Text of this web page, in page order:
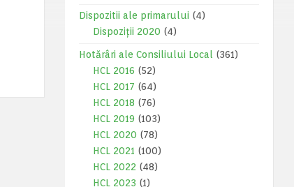
Dispozitii ale primarului (4)
Dispoziții 2020 (4)
Hotărâri ale Consiliului Local
(361)
HCL 2016 (52)
HCL 2017 (64)
HCL 2018 (76)
HCL 2019 (103)
HCL 2020 (78)
HCL 2021 (100)
HCL 2022 (48)
HCL 2023 (1)